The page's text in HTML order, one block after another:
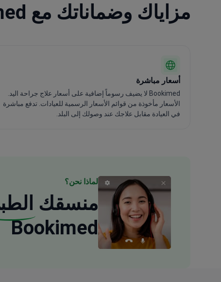
مزاياك وضماناتك مع Bookimed
أسعار مباشرة
Bookimed لا يضيف رسوماً إضافية على أسعار علاج جراحة اليد.
الأسعار مأخوذة من قوائم الأسعار الرسمية للعيادات. تدفع مباشرة
في العيادة مقابل علاجك عند وصولك إلى البلد.
لماذا نحن؟
منسقك
Bookimed